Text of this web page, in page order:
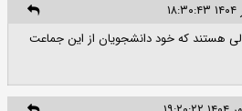
هستند که خود دانشجویان از این جماعت